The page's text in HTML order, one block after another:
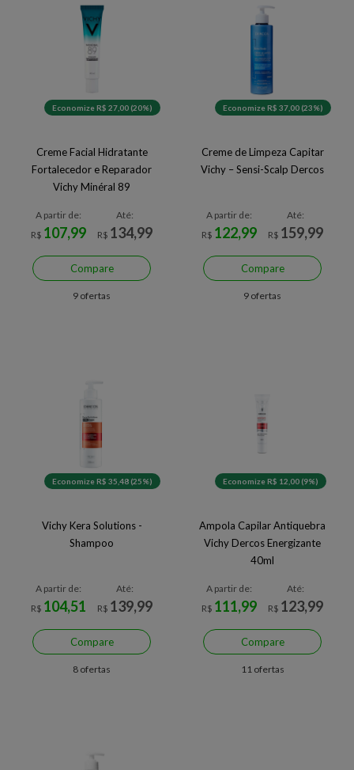
Economize R$ 27,00 (20%)
Creme Facial Hidratante
Fortalecedor e Reparador
Vichy Minéral 89
A partir de:
R$ 107,99
Até:
R$ 134,99
Compare
9 ofertas
Economize R$ 37,00 (23%)
Creme de Limpeza Capitar
Vichy – Sensi-Scalp Dercos
A partir de:
R$ 122,99
Até:
R$ 159,99
Compare
9 ofertas
Economize R$ 35,48 (25%)
Vichy Kera Solutions -
Shampoo
A partir de:
R$ 104,51
Até:
R$ 139,99
Compare
8 ofertas
Economize R$ 12,00 (9%)
Ampola Capilar Antiquebra
Vichy Dercos Energizante
40ml
A partir de:
R$ 111,99
Até:
R$ 123,99
Compare
11 ofertas